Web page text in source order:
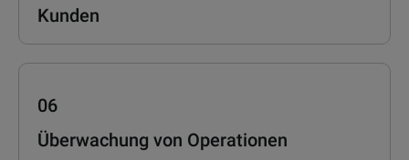
Kunden
06
Überwachung von Operationen